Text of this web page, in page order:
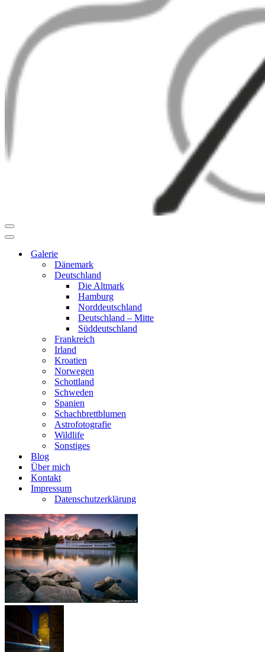
Navigationsmenü
Navigationsmenü
Galerie
Dänemark
Deutschland
Die Altmark
Hamburg
Norddeutschland
Deutschland – Mitte
Süddeutschland
Frankreich
Irland
Kroatien
Norwegen
Schottland
Schweden
Spanien
Schachbrettblumen
Astrofotografie
Wildlife
Sonstiges
Blog
Über mich
Kontakt
Impressum
Datenschutzerklärung